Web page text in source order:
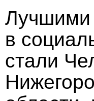
Лучшими
в
стали